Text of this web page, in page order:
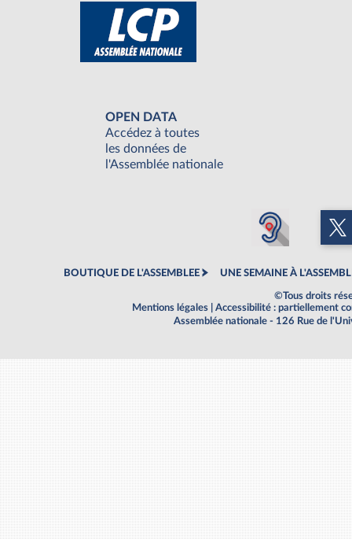
OPEN DATA
Accédez à toutes
les données de
l'Assemblée nationale
BOUTIQUE DE L'ASSEMBLEE UNE SEMAINE À
©Tous droits
Mentions légales
Accessibilité : partiellement
Assemblée nationale - 126 Rue de